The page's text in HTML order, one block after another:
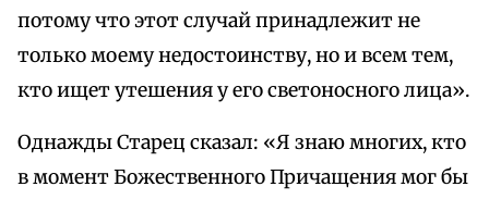
потому что этот случай принадлежит не
только моему недостоинству, но и всем тем,
кто ищет утешения у его светоносного лица».
Однажды Старец сказал: «Я знаю многих, кто
в момент Божественного Причащения мог бы